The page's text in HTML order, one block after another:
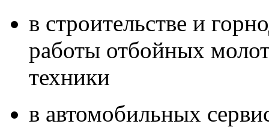
в строительстве и
работы отбойных
техники
в автомобильных